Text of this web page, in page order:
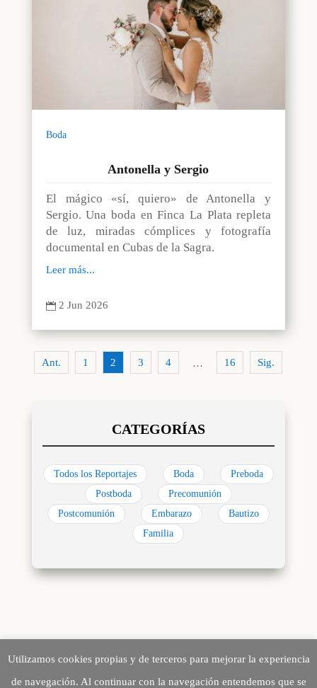
Boda
Antonella y Sergio
El mágico «sí, quiero» de Antonella y
Sergio. Una boda en Finca La Plata repleta
de luz, miradas cómplices y fotografía
documental en Cubas de la Sagra.
Leer más...
 2 Jun 2026
Ant. 1 2 3 4 … 16 Sig.
Todos los Reportajes Boda
Preboda
Postboda
Precomunión
Postcomunión
Embarazo
Bautizo
Familia
Utilizamos cookies propias y de terceros para mejorar la experiencia
de navegación. Al continuar con la navegación entendemos que se